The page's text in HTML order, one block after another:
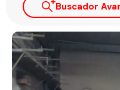
Buscador